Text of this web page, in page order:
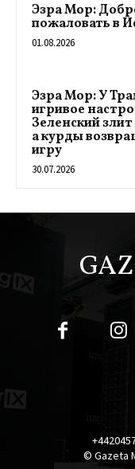
Эзра Мор:
пожаловать в
01.08.2026
Эзра Мор: У
игривое
Зеленский
а курды
игру
30.07.2026
© Gazeta